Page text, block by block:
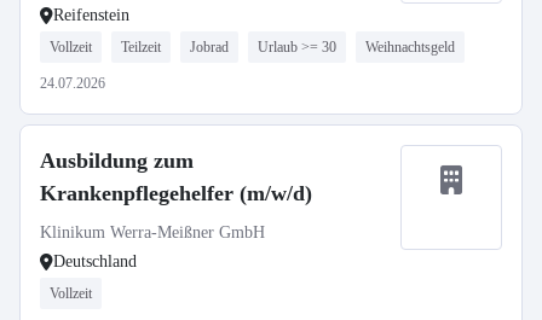
Reifenstein
Vollzeit Teilzeit Jobrad Urlaub >= 30 Weihnachtsgeld
24.07.2026
Ausbildung zum
Krankenpflegehelfer (m/w/d)
Klinikum Werra-Meißner GmbH
Deutschland
Vollzeit